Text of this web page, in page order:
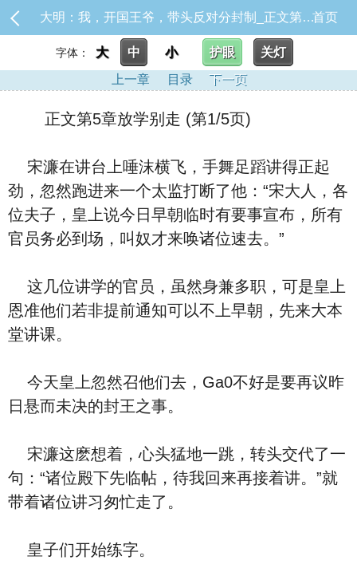
大明：我，开国王爷，带头反对分封制_正文第5章放学别走首页
字体： 大 中 小 护眼
关灯
上一章
目录 下一页
正文第5章放学别走 (第1/5页)
宋濂在讲台上唾沫横飞，手舞足蹈讲得正起
劲，忽然跑进来一个太监打断了他：“宋大人，各
位夫子，皇上说今日早朝临时有要事宣布，所有
官员务必到场，叫奴才来唤诸位速去。”
这几位讲学的官员，虽然身兼多职，可是皇上
恩准他们若非提前通知可以不上早朝，先来大本
堂讲课。
今天皇上忽然召他们去，Ga0不好是要再议昨
日悬而未决的封王之事。
宋濂这麽想着，心头猛地一跳，转头交代了一
句：“诸位殿下先临帖，待我回来再接着讲。”就
带着诸位讲习匆忙走了。
皇子们开始练字。